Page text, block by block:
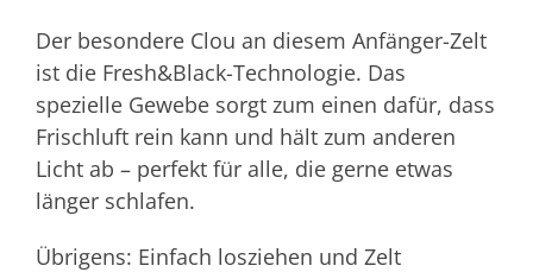
Der besondere Clou an diesem Anfänger-Zelt
ist die Fresh&Black-Technologie. Das
spezielle Gewebe sorgt zum einen dafür, dass
Frischluft rein kann und hält zum anderen
Licht ab – perfekt für alle, die gerne etwas
länger schlafen.
Übrigens: Einfach losziehen und Zelt